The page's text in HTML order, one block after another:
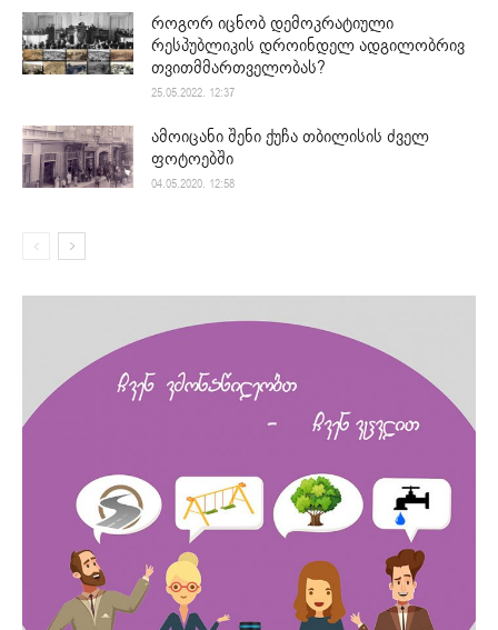
როგორ იცნობ დემოკრატიული
რესპუბლიკის დროინდელ ადგილობრივ
თვითმმართველობას?
25.05.2022. 12:37
ამოიცანი შენი ქუჩა თბილისის ძველ
ფოტოებში
04.05.2020. 12:58